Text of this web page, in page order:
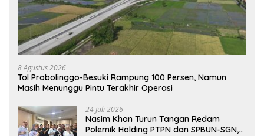
8 Agustus 2026
Tol Probolinggo-Besuki Rampung 100 Persen, Namun
Masih Menunggu Pintu Terakhir Operasi
24 Juli 2026
Nasim Khan Turun Tangan Redam
Polemik Holding PTPN dan SPBUN-SGN,